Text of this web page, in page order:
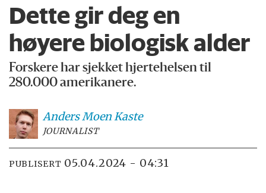
Dette gir deg en
høyere biologisk alder
Forskere har sjekket hjertehelsen til
280.000 amerikanere.
Anders MoenKaste
JOURNALIST
PUBLISERT 05.04.2024 - 04:31